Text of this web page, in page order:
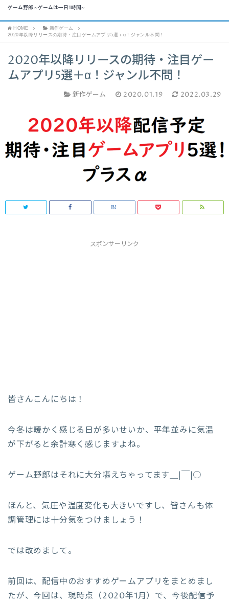
ゲーム野郎 ~ゲームは一日1時間~
HOME
新作ゲーム
2020年以降リリースの期待・注目ゲームアプリ5選＋α！ジャンル不問！
2020年以降リリースの期待・注目ゲー
ムアプリ5選＋α！ジャンル不問！
新作ゲーム 2020.01.19 2022.03.29
スポンサーリンク
皆さんこんにちは！
今冬は暖かく感じる日が多いせいか、平年並みに気温
が下がると余計寒く感じますよね。
ゲーム野郎はそれに大分堪えちゃってます＿|￣|○
ほんと、気圧や温度変化も大きいですし、皆さんも体
調管理には十分気をつけましょう！
では改めまして。
前回は、配信中のおすすめゲームアプリをまとめまし
たが、今回は、現時点（2020年1月）で、今後配信予